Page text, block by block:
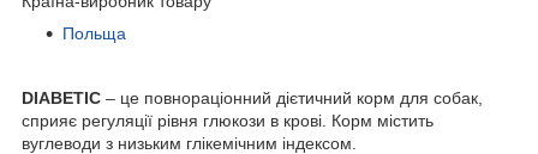
Польща
DIABETIC – це повнораціонний дієтичний корм для собак,
сприяє регуляції рівня глюкози в крові. Корм містить
вуглеводи з низьким глікемічним індексом.